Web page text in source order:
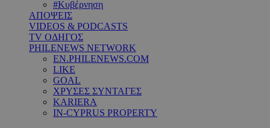
#Κυβέρνηση
ΑΠΟΨΕΙΣ
VIDEOS & PODCASTS
TV ΟΔΗΓΟΣ
PHILENEWS NETWORK
EN.PHILENEWS.COM
LIKE
GOAL
ΧΡΥΣΕΣ ΣΥΝΤΑΓΕΣ
KARIERA
IN-CYPRUS PROPERTY